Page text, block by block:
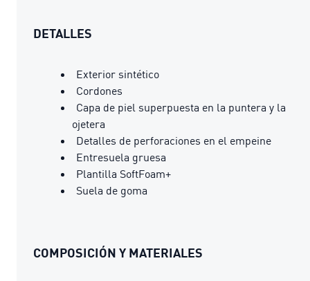
DETALLES
Exterior sintético
Cordones
Capa de piel superpuesta en la puntera y la
ojetera
Detalles de perforaciones en el empeine
Entresuela gruesa
Plantilla SoftFoam+
Suela de goma
COMPOSICIÓN Y MATERIALES